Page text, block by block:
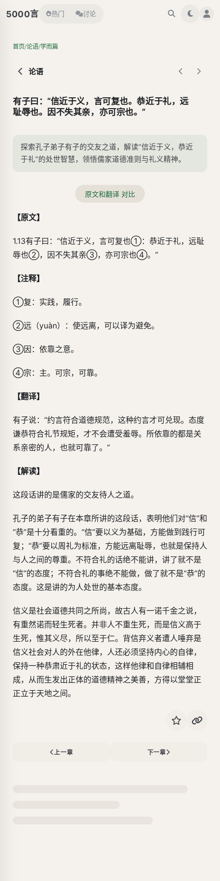
5000言 热门 讨论
首页/论语/学而篇
论语
有子曰：“信近于义，言可复也。恭近于礼，远
耻辱也。因不失其亲，亦可宗也。”
探索孔子弟子有子的交友之道，解读“信近于义，恭近
于礼”的处世智慧，领悟儒家道德准则与礼义精神。
原文和翻译 对比
【原文】
1.13有子曰：“信近于义，言可复也①：恭近于礼，远耻
辱也②，因不失其亲③，亦可宗也④。”
【注释】
①复：实践，履行。
②远（yuàn）：使远离，可以译为避免。
③因：依靠之意。
④宗：主。可宗，可靠。
【翻译】
有子说：“约言符合道德规范，这种约言才可兑现。态度
谦恭符合礼节规矩，才不会遭受羞辱。所依靠的都是关
系亲密的人，也就可靠了。”
【解读】
这段话讲的是儒家的交友待人之道。
孔子的弟子有子在本章所讲的这段话，表明他们对“信”和
“恭”是十分看重的。“信”要以义为基础，方能做到践行可
复；“恭”要以周礼为标准，方能远离耻辱，也就是保持人
与人之间的尊重。不符合礼的话绝不能讲，讲了就不是
“信”的态度；不符合礼的事绝不能做，做了就不是“恭”的
态度。这是讲的为人处世的基本态度。
信义是社会道德共同之所尚，故古人有一诺千金之说，
有重然诺而轻生死者。并非人不重生死，而是信义高于
生死，惟其义尽，所以至于仁。背信弃义者遭人唾弃是
信义社会对人的外在他律，人还必须坚持内心的自律，
保持一种恭肃近于礼的状态，这样他律和自律相辅相
成，从而生发出正体的道德精神之美善，方得以堂堂正
正立于天地之间。
上一章 下一章